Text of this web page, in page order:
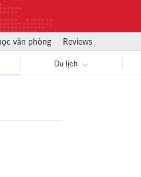
văn phòng Reviews
Du lịch